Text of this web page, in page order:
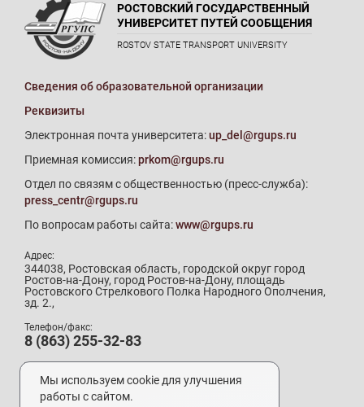
РОСТОВСКИЙ ГОСУДАРСТВЕННЫЙ
УНИВЕРСИТЕТ ПУТЕЙ СООБЩЕНИЯ
ROSTOV STATE TRANSPORT UNIVERSITY
Сведения об образовательной организации
Реквизиты
Электронная почта университета:up_del@rgups.ru
Приемная комиссия:prkom@rgups.ru
Отдел по связям с общественностью (пресс-служба):
press_centr@rgups.ru
По вопросам работы сайта:www@rgups.ru
Адрес:
344038, Ростовская область, городской округ город
Ростов-на-Дону, город Ростов-на-Дону, площадь
Ростовского Стрелкового Полка Народного Ополчения,
зд. 2.,
Телефон/факс:
8 (863) 255-32-83
Телефон приемной комиссии:
8 (800) 707-19-29
8 (863) 272-64-88
Мы используем cookie для улучшения
работы с сайтом.